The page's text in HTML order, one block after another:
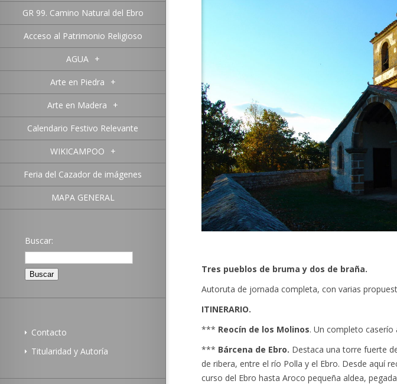
GR 99. Camino Natural del Ebro
Acceso al Patrimonio Religioso
AGUA +
Arte en Piedra +
Arte en Madera +
Calendario Festivo Relevante
WIKICAMPOO +
Feria del Cazador de imágenes
MAPA GENERAL
Buscar:
Contacto
Titularidad y Autoría
Tres pueblos de bruma y dos de braña.
Autoruta de jornada completa, con varias
ITINERARIO.
*** Reocín de los Molinos. Un completo caserío
*** Bárcena de Ebro. Destaca una torre fuerte
de ribera, entre el río Polla y el Ebro. Desde aquí
curso del Ebro hasta Aroco pequeña aldea,